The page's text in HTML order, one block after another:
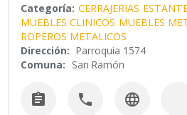
Categoría: CERRAJERIAS
MUEBLES CLINICOS MUEBLES
ROPEROS METALICOS
Dirección: Parroquia 1574
Comuna: San Ramón
  